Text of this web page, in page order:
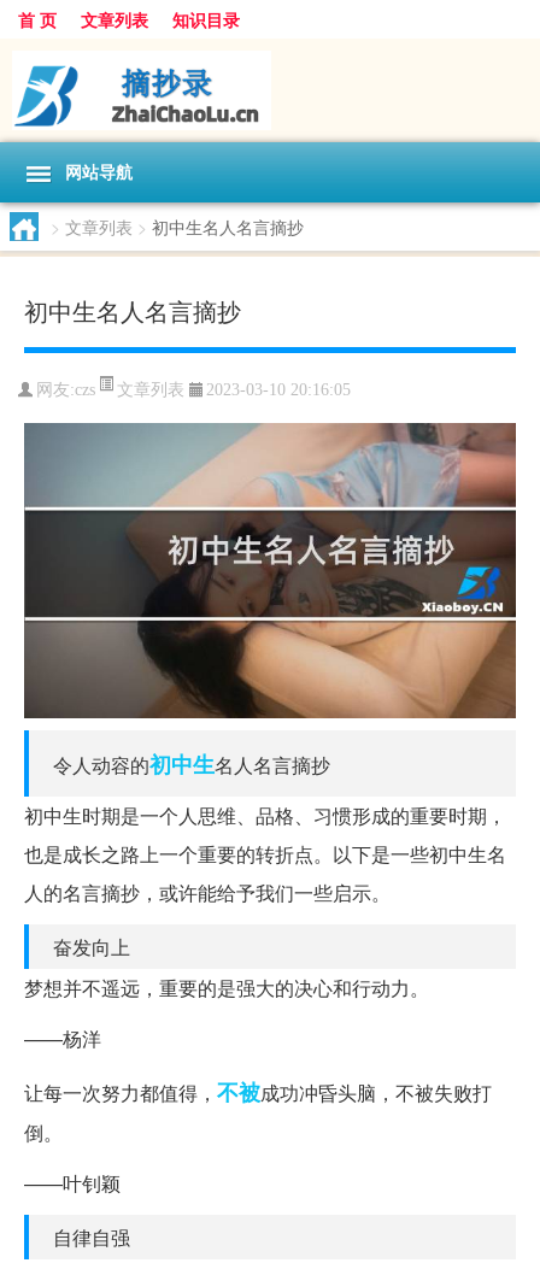
首 页 文章列表 知识目录
网站导航
> 文章列表 > 初中生名人名言摘抄
初中生名人名言摘抄
网友:czs 文章列表 2023-03-10 20:16:05
令人动容的初中生名人名言摘抄
初中生时期是一个人思维、品格、习惯形成的重要时期，
也是成长之路上一个重要的转折点。以下是一些初中生名
人的名言摘抄，或许能给予我们一些启示。
奋发向上
梦想并不遥远，重要的是强大的决心和行动力。
——杨洋
让每一次努力都值得， 不被成功冲昏头脑，不被失败打
倒。
——叶钊颖
自律自强